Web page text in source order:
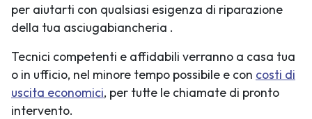
per aiutarti con qualsiasi esigenza di riparazione
della tua asciugabiancheria .
Tecnici competenti e affidabili verranno a casa tua
o in ufficio, nel minore tempo possibile e con costi di
uscita economici, per tutte le chiamate di pronto
intervento.